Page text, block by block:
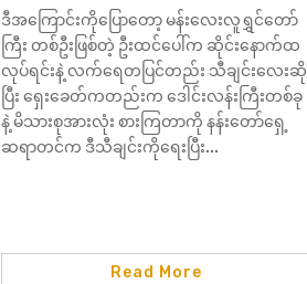
ဒီအကြောင်းကိုပြောတော့ မန်းလေးလူရွှင်တော်
ကြီး တစ်ဦးဖြစ်တဲ့ ဦးထင်ပေါ်က ဆိုင်းနောက်ထ
လုပ်ရင်းနဲ့ လက်ရေတပြင်တည်း သီချင်းလေးဆို
ပြီး ရှေးခေတ်ကတည်းက ဒေါင်းလန်းကြီးတစ်ခု
နဲ့ မိသားစုအားလုံး စားကြတာကို နန်းတော်ရှေ့
ဆရာတင်က ဒီသီချင်းကိုရေးပြီး...
Read More